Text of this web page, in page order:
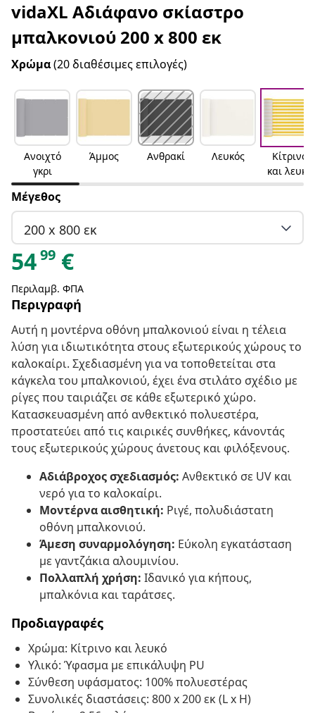
vidaXL Αδιάφανο σκίαστρο
μπαλκονιού 200 x 800 εκ
Χρώμα(20 διαθέσιμες επιλογές)
Ανοιχτό
γκρι
Άμμος Ανθρακί Λευκός
Κίτρινο
και λευκό
Μέγεθος
200 x 800 εκ
5499 €
Περιλαμβ. ΦΠΑ
Περιγραφή
Αυτή η μοντέρνα οθόνη μπαλκονιού είναι η τέλεια
λύση για ιδιωτικότητα στους εξωτερικούς χώρους το
καλοκαίρι. Σχεδιασμένη για να τοποθετείται στα
κάγκελα του μπαλκονιού, έχει ένα στιλάτο σχέδιο με
ρίγες που ταιριάζει σε κάθε εξωτερικό χώρο.
Κατασκευασμένη από ανθεκτικό πολυεστέρα,
προστατεύει από τις καιρικές συνθήκες, κάνοντάς
τους εξωτερικούς χώρους άνετους και φιλόξενους.
Αδιάβροχος σχεδιασμός: Ανθεκτικό σε UV και
νερό για το καλοκαίρι.
Μοντέρνα αισθητική: Ριγέ, πολυδιάστατη
οθόνη μπαλκονιού.
Άμεση συναρμολόγηση: Εύκολη εγκατάσταση
με γαντζάκια αλουμινίου.
Πολλαπλή χρήση: Ιδανικό για κήπους,
μπαλκόνια και ταράτσες.
Προδιαγραφές
Χρώμα: Κίτρινο και λευκό
Υλικό: Ύφασμα με επικάλυψη PU
Σύνθεση υφάσματος: 100% πολυεστέρας
Συνολικές διαστάσεις: 800 x 200 εκ (L x H)